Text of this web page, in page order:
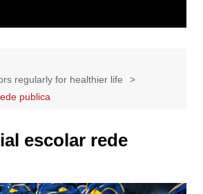
regularly for healthier life
publica
escolar rede